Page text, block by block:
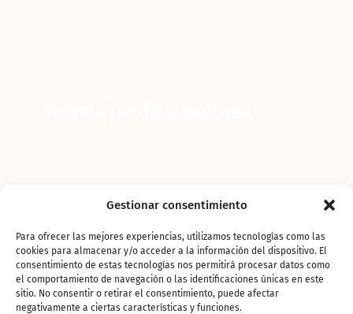
Gestionar consentimiento
Para ofrecer las mejores experiencias, utilizamos tecnologías como las
cookies para almacenar y/o acceder a la información del dispositivo. El
consentimiento de estas tecnologías nos permitirá procesar datos como
el comportamiento de navegación o las identificaciones únicas en este
sitio. No consentir o retirar el consentimiento, puede afectar
negativamente a ciertas características y funciones.